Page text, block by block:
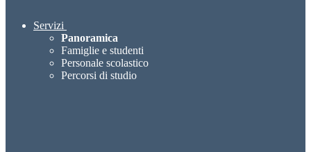
Servizi
Panoramica
Famiglie e studenti
Personale scolastico
Percorsi di studio